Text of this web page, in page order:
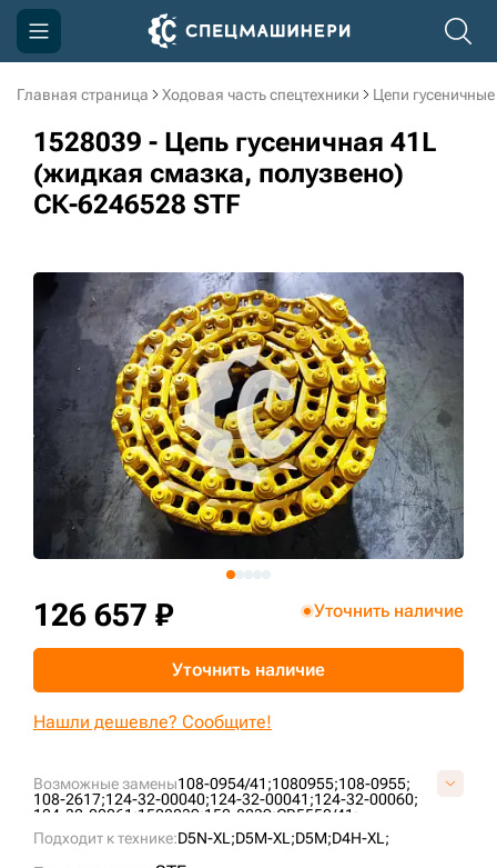
Главная страница Ходовая часть спецтехники Цепи гусеничные
1528039 - Цепь гусеничная 41L
(жидкая смазка, полузвено)
СК-6246528 STF
Возможные замены108-0954/41;1080955;108-0955;
108-2617;124-32-00040;124-32-00041;124-32-00060;
124-32-00061;1528039;152-8039;CR5552/41;
E40310A0M00041;
G01040L0M00041;G01040L0Y00041;
KM1098/41; VG0104L041;
Подходит к технике:D5N-XL;D5M-XL;D5M;D4H-XL;
126 657 ₽ Уточнить наличие
Уточнить наличие
Нашли дешевле? Сообщите!
Компания
Акции
Доставка и оплата
Контакты
3D тур по производству
3D тур по складам
sksale@skdst.ru
+7 (499) 394-50-93